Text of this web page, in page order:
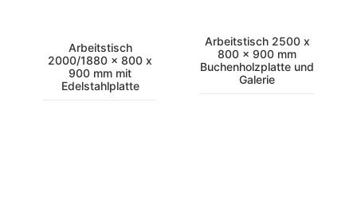
Arbeitstisch
2000/1880 x 800 x
900 mm mit
Edelstahlplatte
Arbeitstisch 2500 x
800 x 900 mm
Buchenholzplatte und
Galerie